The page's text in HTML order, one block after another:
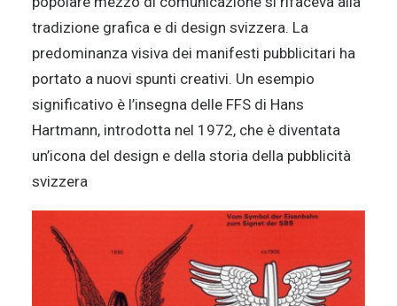
tradizione grafica e di design svizzera. La
predominanza visiva dei manifesti pubblicitari ha
portato a nuovi spunti creativi. Un esempio
significativo è l’insegna delle FFS di Hans
Hartmann, introdotta nel 1972, che è diventata
un’icona del design e della storia della pubblicità
svizzera